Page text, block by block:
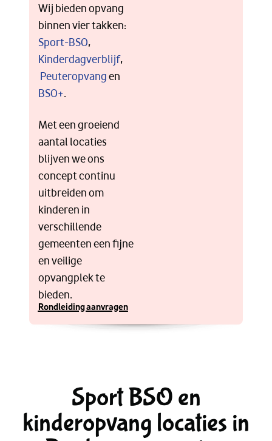
Wij bieden opvang
binnen vier takken:
Sport-BSO,
Kinderdagverblijf,
Peuteropvangen
BSO+.
Met een groeiend
aantal locaties
blijven we ons
concept continu
uitbreiden om
kinderen in
verschillende
gemeenten een fijne
en veilige
opvangplek te
bieden.
Rondleiding aanvragen
Sport BSO en
kinderopvang locaties in